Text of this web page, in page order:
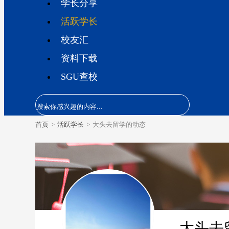
学长分享
活跃学长
校友汇
资料下载
SGU查校
首页 > 活跃学长 > 大头去留学的动态